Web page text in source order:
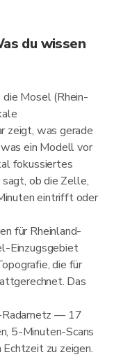
du wissen
Mosel (Rhein-
zeigt, was gerade
ein Modell vor
fokussiertes
sagt, ob die Zelle,
eintrifft oder
für Rheinland-
Einzugsgebiet
die für
Das
Radarnetz — 17
5-Minuten-Scans
zu zeigen.